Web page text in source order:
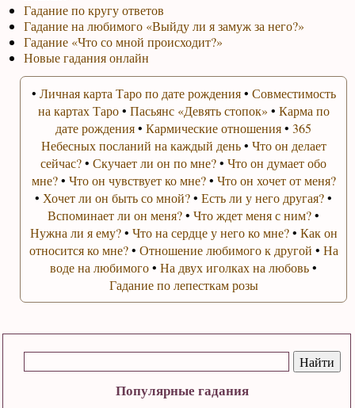
Популярные гадания
Гадание по кругу ответов
Гадание на любимого «Выйду ли я замуж за него?»
Гадание «Что со мной происходит?»
Новые гадания онлайн
• Личная карта Таро по дате рождения• Совместимость
на картах Таро• Пасьянс «Девять стопок» • Карма по
дате рождения•Кармические отношения•365
Небесных посланий на каждый день• Что он делает
сейчас?•Скучает ли он по мне?•Что он думает обо
мне?• Что он чувствует ко мне?• Что он хочет от меня?
• Хочет ли он быть со мной?•Есть ли у него другая?•
Вспоминает ли он меня?•Что ждет меня с ним?•
Нужна ли я ему?• Что на сердце у него ко мне?• Как он
относится ко мне?• Отношение любимого к другой • На
воде на любимого•На двух иголках на любовь•
Гадание по лепесткам розы